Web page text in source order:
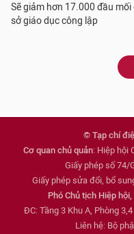
Sẽ giảm hơn 17.000 đầu mối
sở giáo dục công lập
© Tạp chí
Cơ quan chủ quản: Hiệp hội
Giấy phép số 74/
Giấy phép sửa đổi, bổ
Phó Chủ tịch Hiệp
ĐC: Tầng 3 Khu A, Phòng
Liên hệ: Bộ